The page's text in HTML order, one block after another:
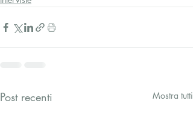
Post recenti Mostra tutti